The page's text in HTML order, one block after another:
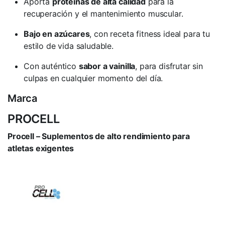
recuperación y el mantenimiento muscular.
Bajo en azúcares, con receta fitness ideal para tu
estilo de vida saludable.
Con auténtico sabor a vainilla, para disfrutar sin
culpas en cualquier momento del día.
Marca
PROCELL
Procell – Suplementos de alto rendimiento para
atletas exigentes